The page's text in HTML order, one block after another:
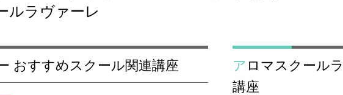
ルラヴァーレ
ー おすすめスクール関連講座
アロマスクールラヴァーレのアロマテラピーの
講座